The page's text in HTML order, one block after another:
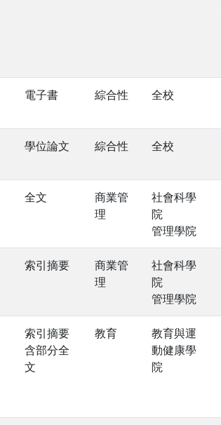
電子書 綜合性 全校
學位論文 綜合性 全校
全文
商業管
理
社會科學
院
管理學院
索引摘要
商業管
理
社會科學
院
管理學院
索引摘要
含部分全
文
教育
教育與運
動健康學
院